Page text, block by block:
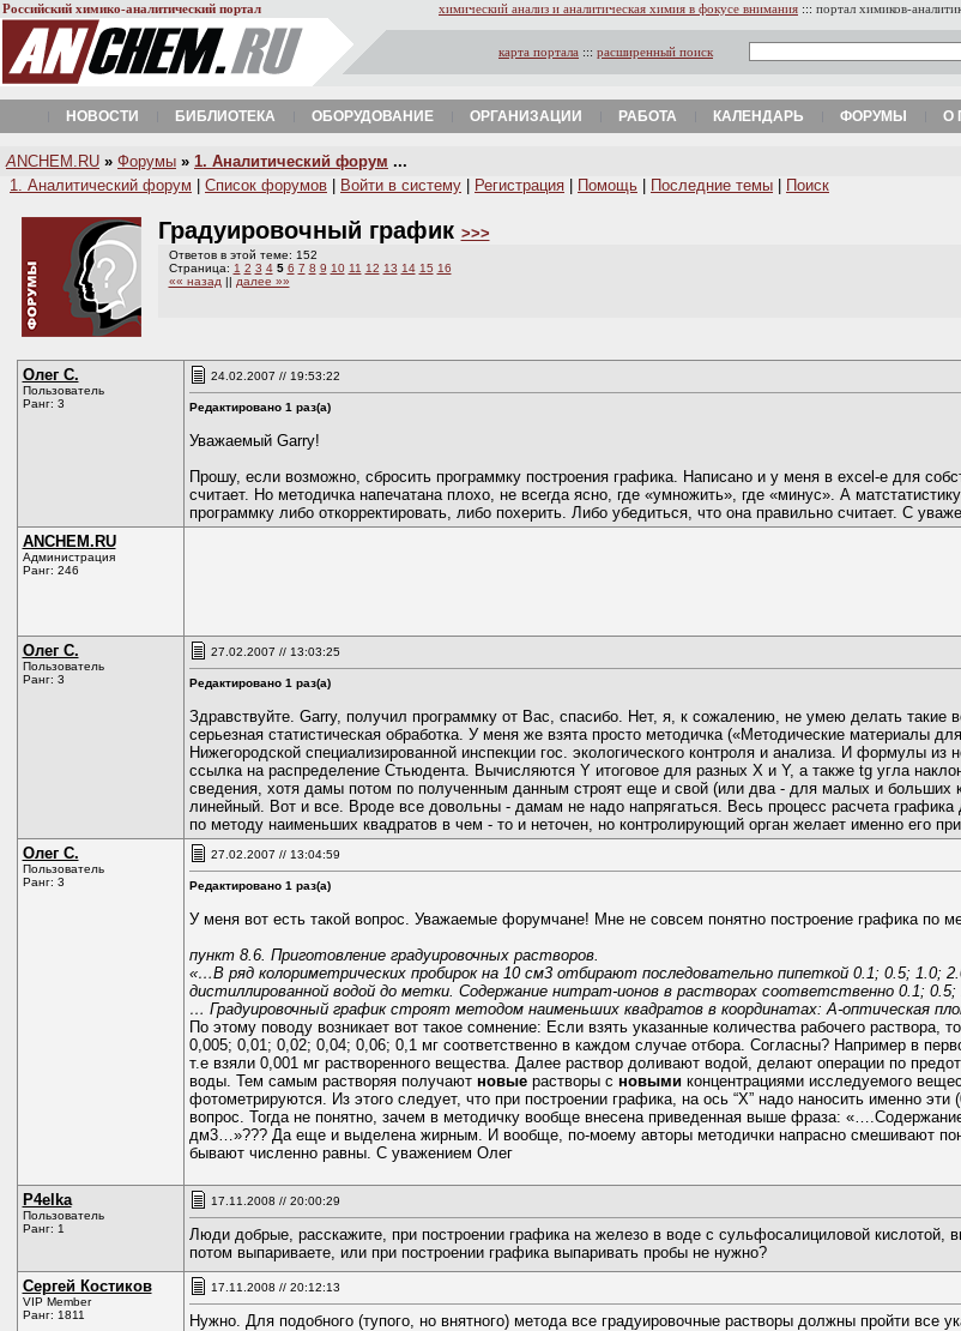
Российский химико-аналитический портал химический анализ и аналитическая химия в фокусе внимания ::: портал химиков-
карта портала ::: расширенный поиск
НОВОСТИ БИБЛИОТЕКА ОБОРУДОВАНИЕ ОРГАНИЗАЦИИ РАБОТА КАЛЕНДАРЬ ФОРУМЫ О
A NCHEM.RU » Форумы » 1. Аналитический форум ...
1. Аналитический форум
Список форумов Войти в систему Регистрация Помощь Последние темы Поиск
Градуировочный график >>>
Ответов в этой теме: 152
Страница: 1 2 3 4 5 6 7 8 9 10 11 12 13 14 15 16
«« назад || далее »»
Олег С.
Пользователь
Ранг: 3
24.02.2007 // 19:53:22
Редактировано 1 раз(а)
Уважаемый Garry!
Прошу, если возможно, сбросить программку построения графика. Написано и у меня в exсel-е для
считает. Но методичка напечатана плохо, не всегда ясно, где «умножить», где «минус». А
программку либо откорректировать, либо похерить. Либо убедиться, что она правильно считает. С
ANCHEM.RU
Администрация
Ранг: 246
Олег С.
Пользователь
Ранг: 3
27.02.2007 // 13:03:25
Редактировано 1 раз(а)
Здравствуйте. Garry, получил программку от Вас, спасибо. Нет, я, к сожалению, не умею делать
серьезная статистическая обработка. У меня же взята просто методичка («Методические материалы
Нижегородской специализированной инспекции гос. экологического контроля и анализа. И формулы
ссылка на распределение Стьюдента. Вычисляются Y итоговое для разных X и Y, а также tg угла
сведения, хотя дамы потом по полученным данным строят еще и свой (или два - для малых и больших
линейный. Вот и все. Вроде все довольны - дамам не надо напрягаться. Весь процесс расчета
по методу наименьших квадратов в чем - то и неточен, но контролирующий орган желает именно его
Олег С.
Пользователь
Ранг: 3
27.02.2007 // 13:04:59
Редактировано 1 раз(а)
У меня вот есть такой вопрос. Уважаемые форумчане! Мне не совсем понятно построение графика по
пункт 8.6. Приготовление градуировочных растворов.
«…В ряд колориметрических пробирок на 10 см3 отбирают последовательно пипеткой 0.1; 0.5; 1.0;
дистиллированной водой до метки. Содержание нитрат-ионов в растворах соответственно 0.1;
… Градуировочный график строят методом наименьших квадратов в координатах: А-оптическая
По этому поводу возникает вот такое сомнение: Если взять указанные количества рабочего раствора,
0,005; 0,01; 0,02; 0,04; 0,06; 0,1 мг соответственно в каждом случае отбора. Согласны? Например в
т.е взяли 0,001 мг растворенного вещества. Далее раствор доливают водой, делают операции по
воды. Тем самым растворяя получают новыерастворы с новыми концентрациями исследуемого
фотометрируются. Из этого следует, что при построении графика, на ось “X” надо наносить именно
вопрос. Тогда не понятно, зачем в методичку вообще внесена приведенная выше фраза:
дм3…»??? Да еще и выделена жирным. И вообще, по-моему авторы методички напрасно смешивают
бывают численно равны. С уважением Олег
P4elka
Пользователь
Ранг: 1
17.11.2008 // 20:00:29
Люди добрые, расскажите, при построении графика на железо в воде с сульфосалициловой кислотой,
потом выпариваете, или при построении графика выпаривать пробы не нужно?
Сергей Костиков
VIP Member
Ранг: 1811
17.11.2008 // 20:12:13
Нужно. Для подобного (тупого, но внятного) метода все градуировочные растворы должны пройти все